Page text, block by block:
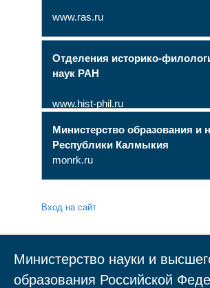
www.ras.ru
Отделения историко-
наук РАН
www.hist-phil.ru
Министерство образования и
Республики Калмыкия
monrk.ru
Вход на сайт
Министерство науки и
образования Российской